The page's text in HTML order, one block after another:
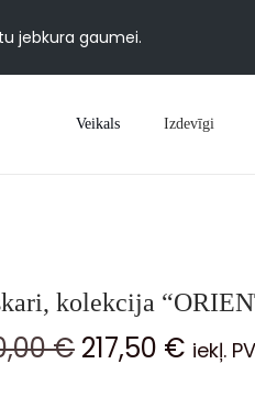
jebkura gaumei.
Veikals Izdevīgi
kolekcija
€ 217,50 € iekļ.